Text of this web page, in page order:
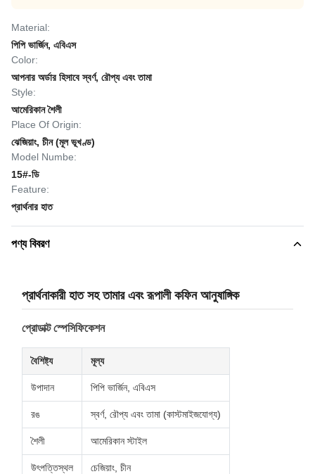
Material:
পিপি ভার্জিন, এবিএস
Color:
আপনার অর্ডার হিসাবে স্বর্ণ, রৌপ্য এবং তামা
Style:
আমেরিকান শৈলী
Place Of Origin:
ঝেজিয়াং, চীন (মূল ভূখণ্ড)
Model Numbe:
15#-ডি
Feature:
প্রার্থনার হাত
পণ্য বিবরণ
প্রার্থনাকারী হাত সহ তামার এবং রূপালী কফিন আনুষাঙ্গিক
প্রোডাক্ট স্পেসিফিকেশন
বৈশিষ্ট্য মূল্য
উপাদান পিপি ভার্জিন, এবিএস
রঙ স্বর্ণ, রৌপ্য এবং তামা (কাস্টমাইজযোগ্য)
শৈলী আমেরিকান স্টাইল
উৎপত্তিস্থল চেজিয়াং, চীন